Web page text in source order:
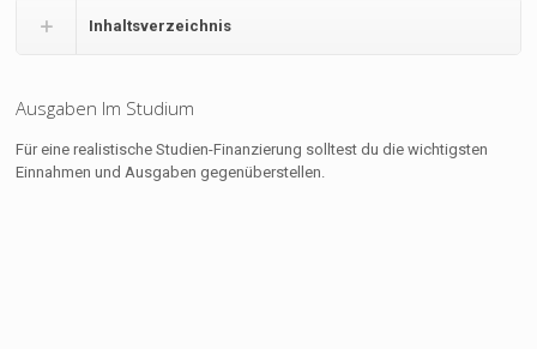
Inhaltsverzeichnis
Ausgaben Im Studium
Für eine realistische Studien-Finanzierung solltest du die wichtigsten
Einnahmen und Ausgaben gegenüberstellen.